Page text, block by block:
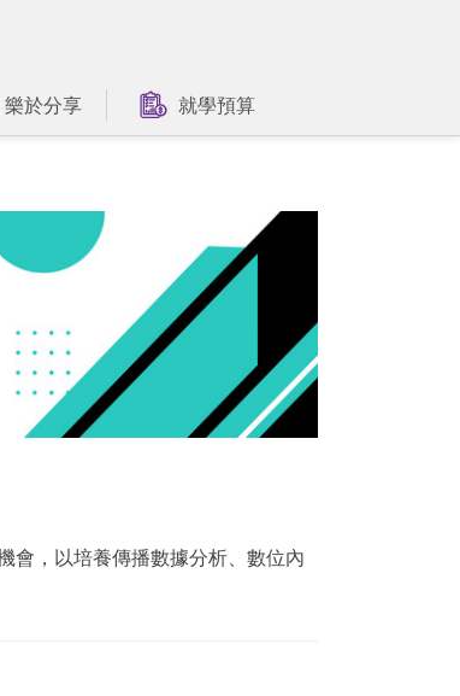
樂於分享 就學預算
會，以培養傳播數據分析、數位內